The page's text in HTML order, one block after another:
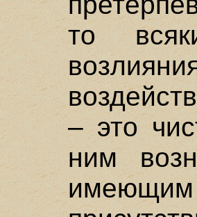
то
– это
ним
имеющим